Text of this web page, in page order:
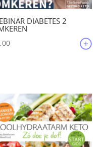
DIABETES 2